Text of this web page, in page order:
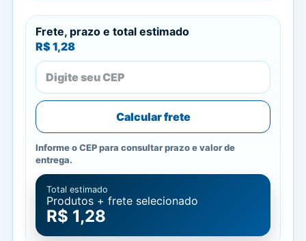
Frete, prazo e total estimado
R$ 1,28
Calcular frete
Informe o CEP para consultar prazo e valor de
entrega.
Total estimado
Produtos + frete selecionado
R$ 1,28